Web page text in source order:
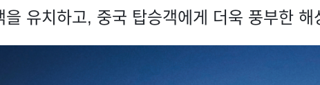
을 유치하고, 중국 탑승객에게 더욱 풍부한